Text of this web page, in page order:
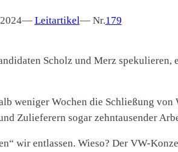
— Leitartikel— Nr.179
Scholz und Merz spekulieren,
weniger Wochen die Schließung
Zulieferern sogar zehntausender
wir entlassen. Wieso? Der VW-